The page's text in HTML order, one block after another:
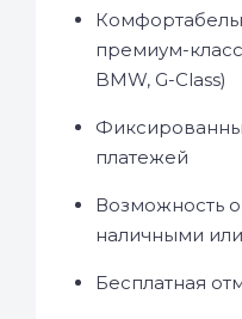
премиум-
BMW, G-Class)
платежей
Возможность
наличными
Бесплатная